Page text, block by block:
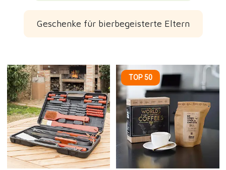
Geschenke für bierbegeisterte Eltern
TOP 50